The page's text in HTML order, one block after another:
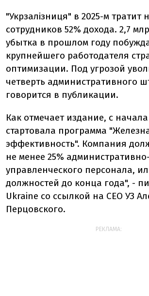
"Укрзалізниця" в 2025-м тратит
сотрудников 52% дохода. 2,7
убытка в прошлом году
крупнейшего работодателя
оптимизации. Под угрозой
четверть административного
говорится в публикации.
Как отмечает издание, с
стартовала программа
эффективность". Компания
не менее 25% административно-
управленческого персонала,
должностей до конца года", -
Ukraine со ссылкой на СЕО УЗ
Перцовского.
РЕКЛАМА: